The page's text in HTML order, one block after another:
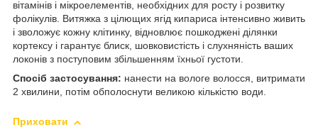
вітамінів і мікроелементів, необхідних для росту і розвитку
фолікулів. Витяжка з цілющих ягід кипариса інтенсивно живить
і зволожує кожну клітинку, відновлює пошкоджені ділянки
кортексу і гарантує блиск, шовковистість і слухняність ваших
локонів з поступовим збільшенням їхньої густоти.
Спосіб застосування: нанести на вологе волосся, витримати
2 хвилини, потім обполоснути великою кількістю води.
Приховати